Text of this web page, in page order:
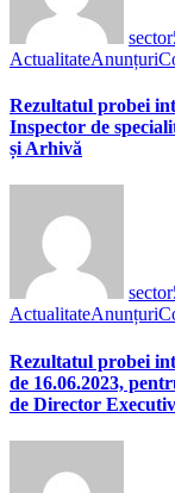
ActualitateAnunțuri
Rezultatul probei
Inspector de
și Arhivă
ActualitateAnunțuri
Rezultatul probei
de 16.06.2023,
de Director